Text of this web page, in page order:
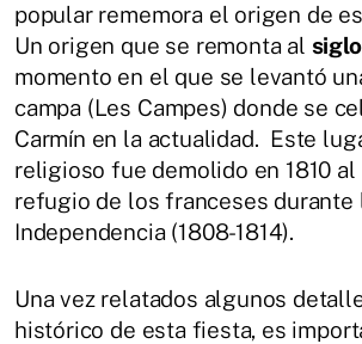
popular rememora el origen de
Un origen que se remonta al
momento en el que se levantó
campa (Les Campes) donde se
Carmín en la actualidad. Este
religioso fue demolido en 1810 al
refugio de los franceses durante
Independencia (1808-1814).
Una vez relatados algunos
histórico de esta fiesta, es